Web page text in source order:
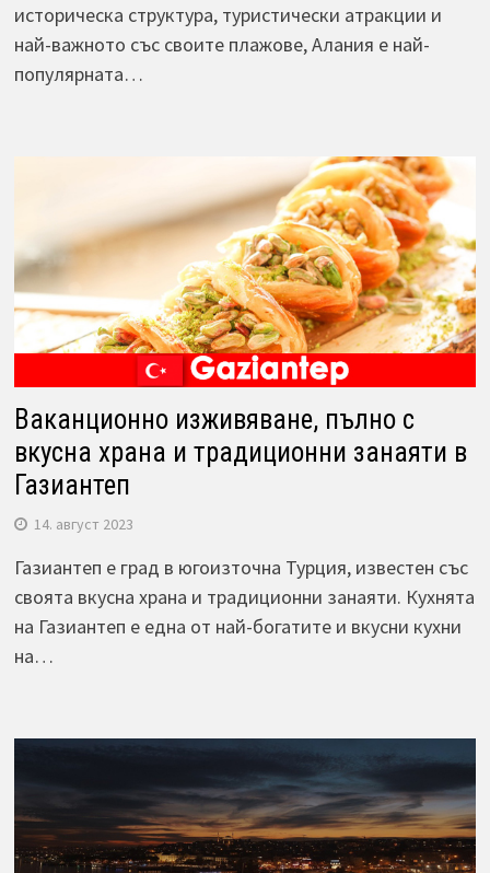
историческа структура, туристически атракции и
най-важното със своите плажове, Алания е най-
популярната…
Ваканционно изживяване, пълно с
вкусна храна и традиционни занаяти в
Газиантеп
14. август 2023
Газиантеп е град в югоизточна Турция, известен със
своята вкусна храна и традиционни занаяти. Кухнята
на Газиантеп е една от най-богатите и вкусни кухни
на…